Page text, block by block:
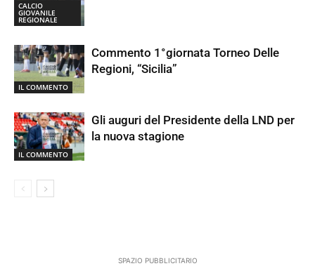
CALCIO
GIOVANILE
REGIONALE
IL COMMENTO
Commento 1°giornata Torneo Delle
Regioni, “Sicilia”
IL COMMENTO
Gli auguri del Presidente della LND per
la nuova stagione
SPAZIO PUBBLICITARIO